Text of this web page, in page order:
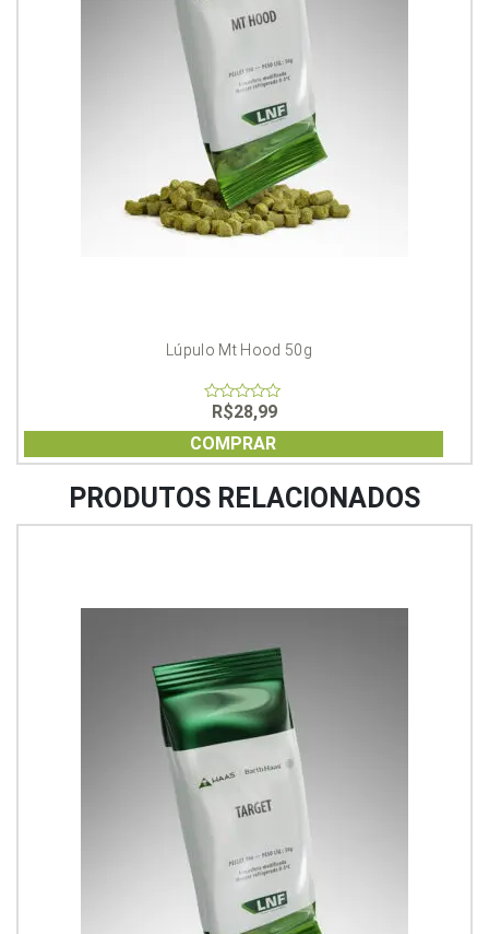
Lúpulo Mt Hood 50g
of
5
R$28,99
COMPRAR
PRODUTOS RELACIONADOS